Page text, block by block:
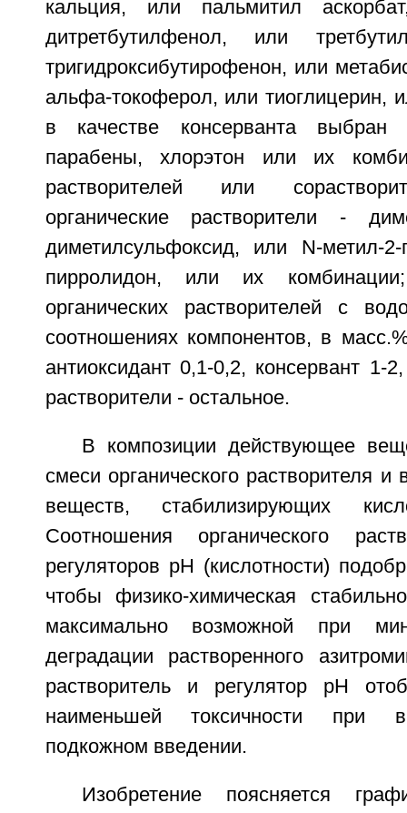
кальция, или пальмитил
дитретбутилфенол, или
тригидроксибутирофенон, или
альфа-токоферол, или тиоглицерин,
в качестве консерванта выбран
парабены, хлорэтон или их
растворителей или
органические растворители -
диметилсульфоксид, или N-метил-
пирролидон, или их
органических растворителей с
соотношениях компонентов, в
антиоксидант 0,1-0,2, консервант 1-
растворители - остальное.
В композиции действующее
смеси органического растворителя
веществ, стабилизирующих
Соотношения органического
регуляторов pH (кислотности)
чтобы физико-химическая
максимально возможной при
деградации растворенного
растворитель и регулятор рН
наименьшей токсичности при
подкожном введении.
Изобретение поясняется